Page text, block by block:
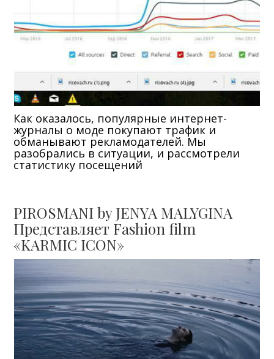
Как оказалось, популярные интернет-
журналы о моде покупают трафик и
обманывают рекламодателей. Мы
разобрались в ситуации, и рассмотрели
статистику посещений
PIROSMANI by JENYA MALYGINA
Представляет Fashion film
«KARMIC ICON»